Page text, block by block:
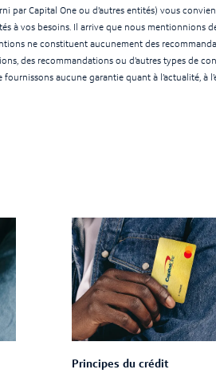
par Capital One ou d’autres entités) vous
à vos besoins. Il arrive que nous mentionnions
ne constituent aucunement des
des recommandations ou d’autres types de
aucune garantie quant à l’actualité, à
Principes du crédit